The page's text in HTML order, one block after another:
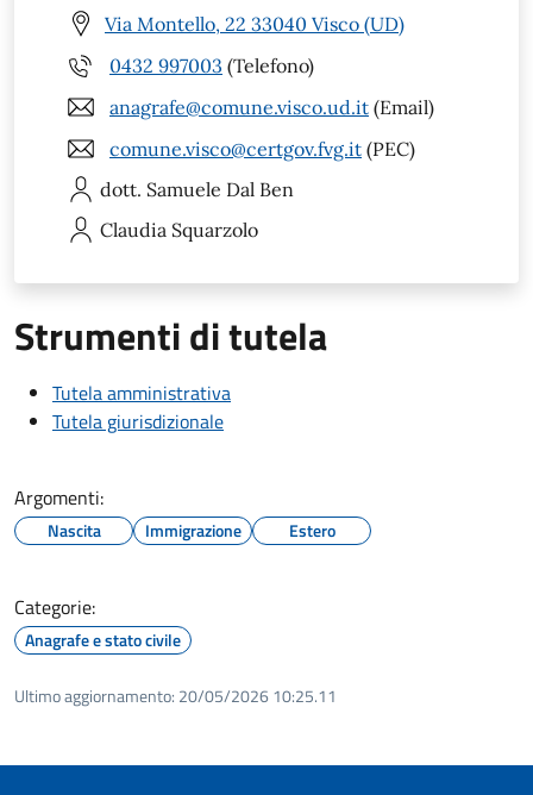
Via Montello, 22 33040 Visco (UD)
0432 997003 (Telefono)
anagrafe@comune.visco.ud.it (Email)
comune.visco@certgov.fvg.it (PEC)
dott. Samuele Dal Ben
Claudia Squarzolo
Strumenti di tutela
Tutela amministrativa
Tutela giurisdizionale
Argomenti:
Nascita Immigrazione Estero
Categorie:
Anagrafe e stato civile
Ultimo aggiornamento: 20/05/2026 10:25.11